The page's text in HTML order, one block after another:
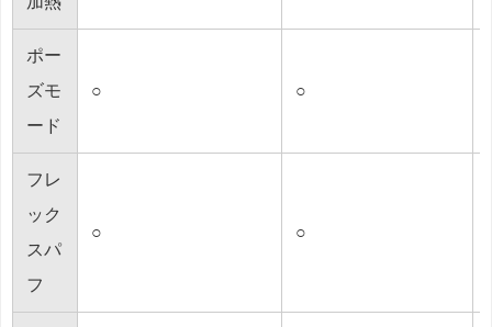
ポー
ズモ
ード
○ ○
フレ
ック
スパ
フ
○ ○